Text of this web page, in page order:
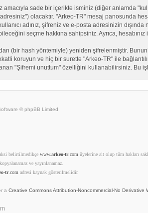
amacıyla sade bir içerikte isminiz (diğer anlamda
olacaktır. "Arkeo-TR" mesaj panosunda
adınız, şifreniz ve e-posta adresinizin
seçme hakkına sahipsiniz. Ayrıca,
(bir hash yöntemiyle) yeniden şifrelenmiştir.
koruyun ve hiç bir surette "Arkeo-TR" ile
"Şifremi unuttum" özelliğini kullanabilirsiniz. Bu
© phpBB Limited
belirtilmedikçe www.arkeo-tr.com üyelerine ait olup tüm hakları
ve yayınlanamaz.
tr.com adresi kaynak gösterilmelidir.
a Creative Commons Attribution-Noncommercial-No Derivative